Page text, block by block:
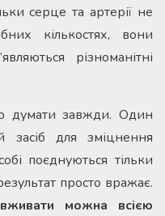
серце та артерії не
кількостях, вони
різноманітні
думати завжди. Один
засіб для зміцнення
поєднуються тільки
просто вражає.
можна всією